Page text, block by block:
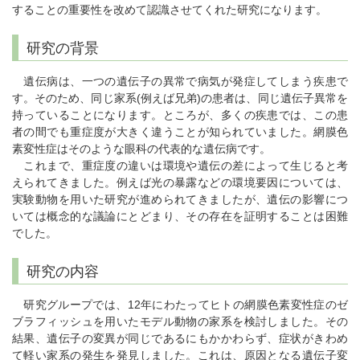
することの重要性を改めて認識させてくれた研究になります。
研究の背景
遺伝病は、一つの遺伝子の異常で病気が発症してしまう疾患で
す。そのため、同じ家系(例えば兄弟)の患者は、同じ遺伝子異常を
持っていることになります。ところが、多くの疾患では、この患
者の間でも重症度が大きく違うことが知られていました。網膜色
素変性症はそのような眼科の代表的な遺伝病です。
これまで、重症度の違いは環境や遺伝の差によって生じると考
えられてきました。例えば光の暴露などの環境要因については、
実験動物を用いた研究が進められてきましたが、遺伝の影響につ
いては概念的な議論にとどまり、その存在を証明することは困難
でした。
研究の内容
研究グループでは、12年にわたってヒトの網膜色素変性症のゼ
ブラフィッシュを用いたモデル動物の家系を検討しました。その
結果、遺伝子の変異が同じであるにもかかわらず、症状がきわめ
て軽い家系の発生を発見しました。これは、原因となる遺伝子変